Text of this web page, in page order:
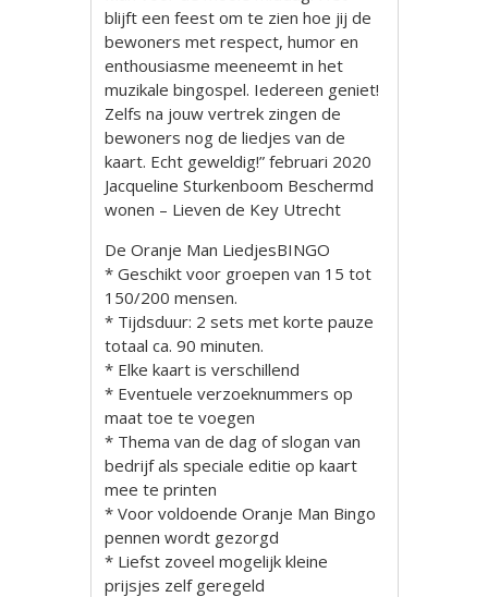
blijft een feest om te zien hoe jij de
bewoners met respect, humor en
enthousiasme meeneemt in het
muzikale bingospel. Iedereen geniet!
Zelfs na jouw vertrek zingen de
bewoners nog de liedjes van de
kaart. Echt geweldig!” februari 2020
Jacqueline Sturkenboom Beschermd
wonen – Lieven de Key Utrecht
De Oranje Man LiedjesBINGO
* Geschikt voor groepen van 15 tot
150/200 mensen.
* Tijdsduur: 2 sets met korte pauze
totaal ca. 90 minuten.
* Elke kaart is verschillend
* Eventuele verzoeknummers op
maat toe te voegen
* Thema van de dag of slogan van
bedrijf als speciale editie op kaart
mee te printen
* Voor voldoende Oranje Man Bingo
pennen wordt gezorgd
* Liefst zoveel mogelijk kleine
prijsjes zelf geregeld